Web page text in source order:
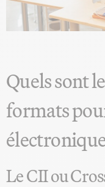
Quels sont
formats
Le CII ou